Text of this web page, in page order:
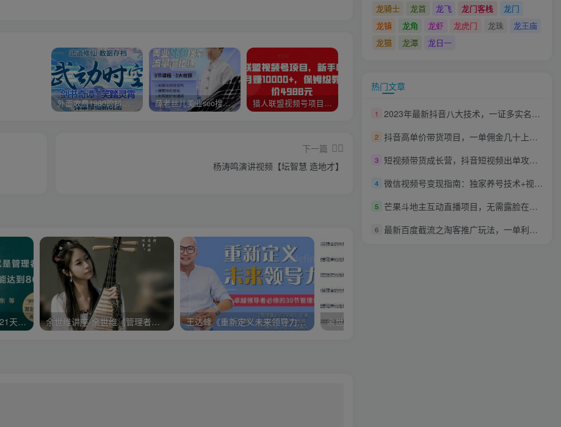
外面收费1980的抖音武动时空直播项目，无需真人出镜，实时互动直播【软件+详细教程】 薛老丝儿美业seo搜索流量落地课，一周暴涨20w粉丝，全干货讲解 猎人联盟视频号项目，新手0基础轻松月赚10000+，保姆级教程原价4988元
下一篇
杨涛鸣演讲视频【坛智慧 造地才】
樊登《可复制的领导力》21天线上训练营培训课程视频讲座 余世维讲座-余世维《管理者情商EQ》第2版 王达峰《重新定义未来领导力》卓越领导者必修的30节管理课
龙骑士
龙首 龙飞 龙门客栈
龙门
龙镇
龙角 龙虾 龙虎门 龙珠
龙王庙
龙猫
龙潭 龙日一
热门文章
1 2023年最新抖音八大技术，一证多实名，秒注销，断抖破投流，永久捞证，钱包注销，跳人脸识别，蓝V多实
2 抖音高单价带货项目，一单佣金几十上百元，核心套路月入几十万（共3节）
3 短视频带货成长营，​抖音短视频出单攻略，吃透账号运营的奥秘，轻松带货
4 微信视频号变现指南：独家养号技术+视频制作+快速上热门+提高转化
5 芒果斗地主互动直播项目，无需露脸在线直播，能边玩游戏边赚钱
6 最新百度截流之淘客推广玩法，一单利润可达300+